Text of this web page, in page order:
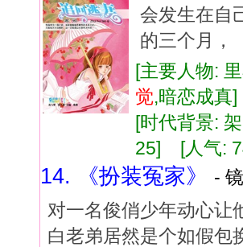
会发生在
的三个月
[主要人物:
觉,暗恋成
[时代背景:
25] [人气:
14. 《扮装冤家》
-
对一名俊俏少年动心让
白老弟居然是个如假包